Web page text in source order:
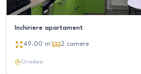
Inchiriere apartament
49.00 m² 2 camere
Oradea